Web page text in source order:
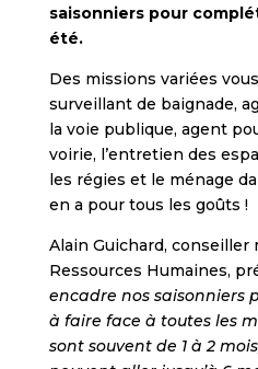
saisonniers pour
été.
Des missions variées
surveillant de baignade,
la voie publique, agent
voirie, l’entretien des
les régies et le ménage
en a pour tous les goûts !
Alain Guichard, conseiller
Ressources Humaines,
encadre nos saisonniers
à faire face à toutes les
sont souvent de 1 à 2